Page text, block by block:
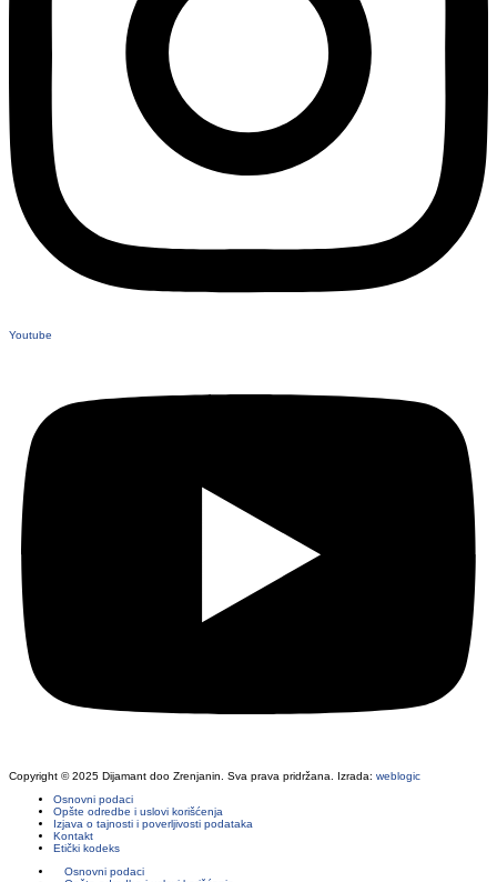
Youtube
Copyright © 2025 Dijamant doo Zrenjanin. Sva prava pridržana. Izrada: weblogic
Osnovni podaci
Opšte odredbe i uslovi korišćenja
Izjava o tajnosti i poverljivosti podataka
Kontakt
Etički kodeks
Osnovni podaci